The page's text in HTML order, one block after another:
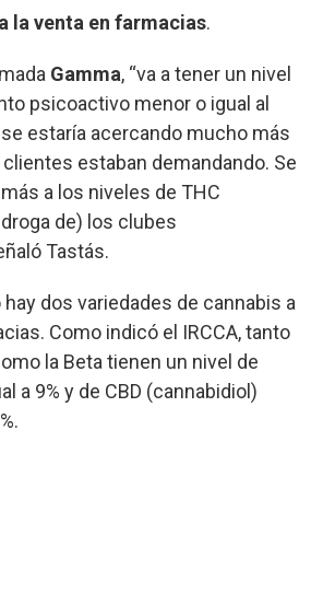
la venta en farmacias.
Gamma, “va a tener un nivel
psicoactivo menor o igual al
estaría acercando mucho más
estaban demandando. Se
a los niveles de THC
de) los clubes
Tastás.
dos variedades de cannabis a
Como indicó el IRCCA, tanto
la Beta tienen un nivel de
a 9% y de CBD (cannabidiol)